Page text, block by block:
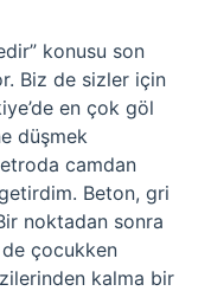
konusu son
Biz de sizler için
en çok göl
düşmek
camdan
getirdim. Beton, gri
noktadan sonra
de çocukken
kalma bir